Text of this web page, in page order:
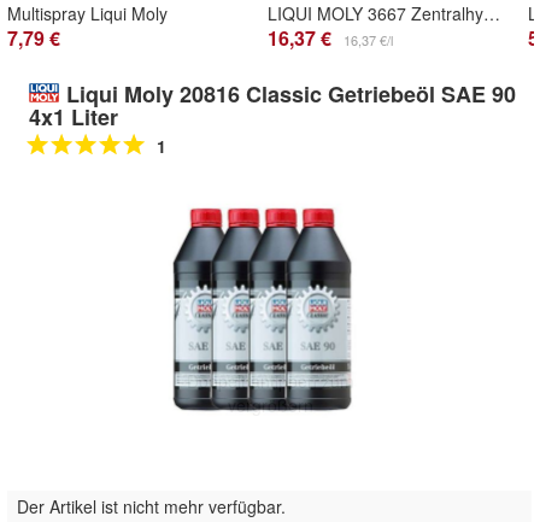
Multispray Liqui Moly
7,79 €
LIQUI MOLY 3667 Zentralhydrauliköl 2500 Hydrauliköl 1 Liter
16,37 € 16,37 €/l
Liqui Moly 20816 Classic Getriebeöl SAE 90
4x1 Liter
1
Doppelt antippen zum
vergrößern
Der Artikel ist nicht mehr verfügbar.